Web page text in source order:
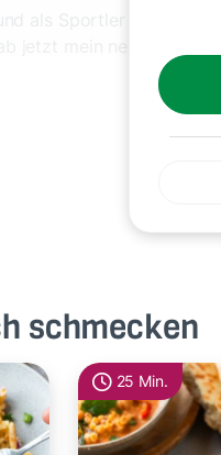
schmecken
25 Min.